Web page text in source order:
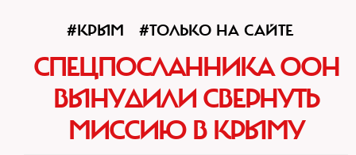
#КРЫМ #ТОЛЬКО НА САЙТЕ
СПЕЦПОСЛАННИКА ООН
ВЫНУДИЛИ СВЕРНУТЬ
МИССИЮ В КРЫМУ